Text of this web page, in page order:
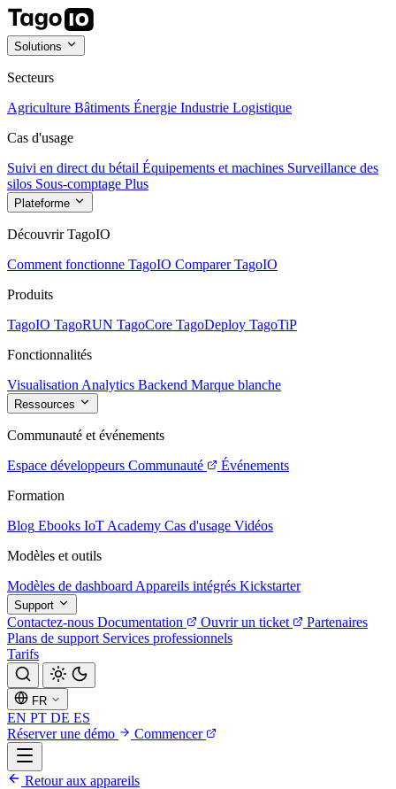
Solutions
Secteurs
Agriculture Bâtiments Énergie Industrie Logistique
Cas d'usage
Suivi en direct du bétail Équipements et machines Surveillance des
silos Sous-comptage Plus
Plateforme
Découvrir TagoIO
Comment fonctionne TagoIO Comparer TagoIO
Produits
TagoIO TagoRUN TagoCore TagoDeploy TagoTiP
Fonctionnalités
Visualisation Analytics Backend Marque blanche
Ressources
Communauté et événements
Espace développeurs Communauté
Événements
Formation
Blog Ebooks IoT Academy Cas d'usage Vidéos
Modèles et outils
Modèles de dashboard Appareils intégrés Kickstarter
Support
Contactez-nous Documentation Ouvrir un ticket
Partenaires
Plans de support Services professionnels
Tarifs
FR
EN PT DE ES
Réserver une démo
Commencer
Retour aux appareils